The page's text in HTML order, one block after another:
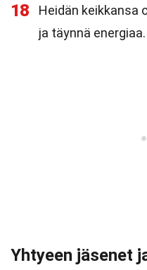
18
Heidän keikkansa
ja täynnä energiaa.
Yhtyeen jäsenet